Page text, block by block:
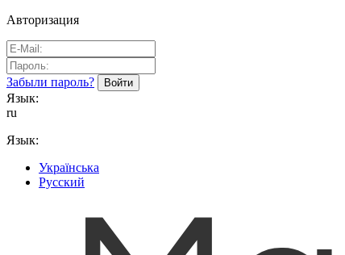
Авторизация
Забыли пароль?
Язык:
ru
Язык:
Українська
Русский